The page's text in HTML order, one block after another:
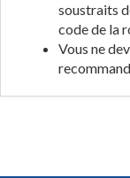
soustraits
code de la
Vous ne